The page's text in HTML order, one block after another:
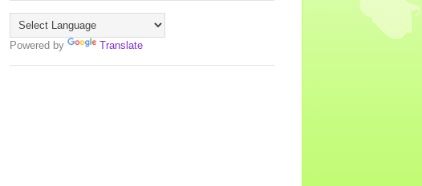
Powered by Translate